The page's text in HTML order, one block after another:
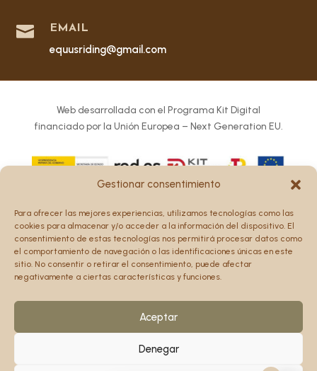
Gestionar consentimiento
Para ofrecer las mejores experiencias, utilizamos tecnologías como las
cookies para almacenar y/o acceder a la información del dispositivo. El
consentimiento de estas tecnologías nos permitirá procesar datos como
el comportamiento de navegación o las identificaciones únicas en este
sitio. No consentir o retirar el consentimiento, puede afectar
negativamente a ciertas características y funciones.
Aceptar
Denegar
 EMAIL
equusriding@gmail.com
Web desarrollada con el Programa Kit Digital
financiado por la Unión Europea – Next Generation EU.
son únicamente los del autor o autores y no reflejan
necesariamente los de la Unión Europea o la Comisión
Europea.
Ni la Unión Europea ni la Comisión Europea pueden ser